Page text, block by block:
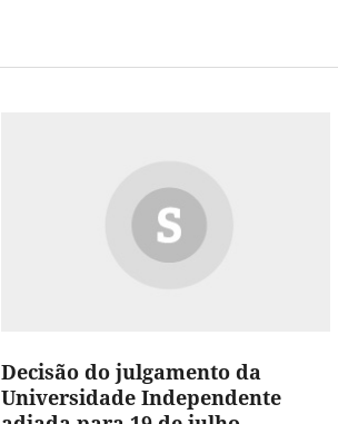
Decisão do julgamento da
Universidade Independente